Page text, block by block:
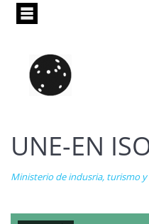
Pasar
principal
UNE-EN
Ministerio de indusria, turismo